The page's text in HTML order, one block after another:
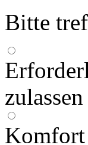
Bitte
Komfort